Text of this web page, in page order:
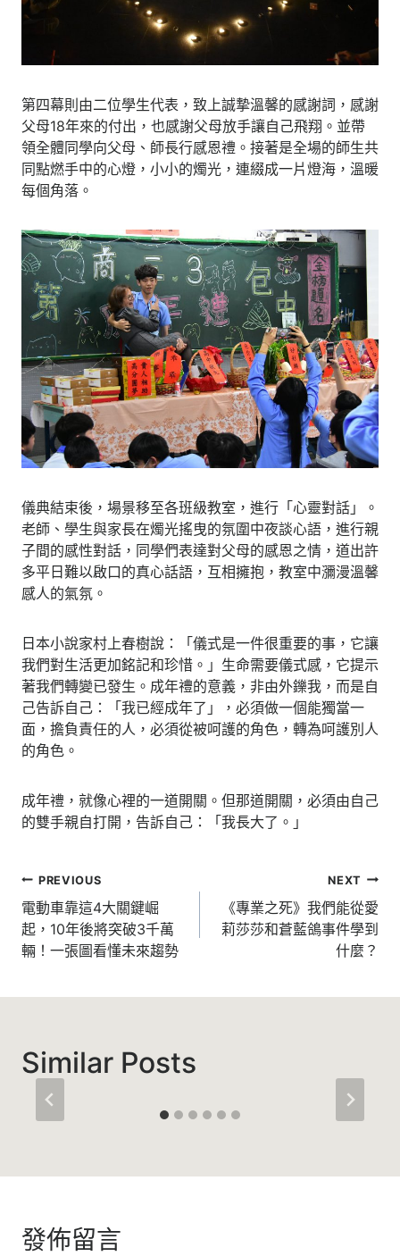
第四幕則由二位學生代表，致上誠摯溫馨的感謝詞，感謝
父母18年來的付出，也感謝父母放手讓自己飛翔。並帶
領全體同學向父母、師長行感恩禮。接著是全場的師生共
同點燃手中的心燈，小小的燭光，連綴成一片燈海，溫暖
每個角落。
儀典結束後，場景移至各班級教室，進行「心靈對話」。
老師、學生與家長在燭光搖曳的氛圍中夜談心語，進行親
子間的感性對話，同學們表達對父母的感恩之情，道出許
多平日難以啟口的真心話語，互相擁抱，教室中瀰漫溫馨
感人的氣氛。
日本小說家村上春樹說：「儀式是一件很重要的事，它讓
我們對生活更加銘記和珍惜。」生命需要儀式感，它提示
著我們轉變已發生。成年禮的意義，非由外鑠我，而是自
己告訴自己：「我已經成年了」，必須做一個能獨當一
面，擔負責任的人，必須從被呵護的角色，轉為呵護別人
的角色。
成年禮，就像心裡的一道開關。但那道開關，必須由自己
的雙手親自打開，告訴自己：「我長大了。」
文
章
導
PREVIOUS
電動車靠這4大關鍵崛
起，10年後將突破3千萬
輛！一張圖看懂未來趨勢
NEXT
《專業之死》我們能從愛
莉莎莎和蒼藍鴿事件學到
什麼？
Similar Posts
發佈留言